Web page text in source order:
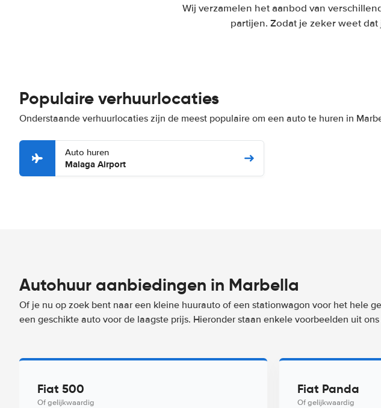
Wij verzamelen het aanbod van
partijen. Zodat je zeker weet
Populaire verhuurlocaties
Onderstaande verhuurlocaties zijn de meest populaire om een auto te huren in
Auto huren
Malaga Airport
Autohuur aanbiedingen in Marbella
Of je nu op zoek bent naar een kleine huurauto of een stationwagon voor het hele
een geschikte auto voor de laagste prijs. Hieronder staan enkele voorbeelden uit
Fiat 500
Of gelijkwaardig
Fiat Panda
Of gelijkwaardig